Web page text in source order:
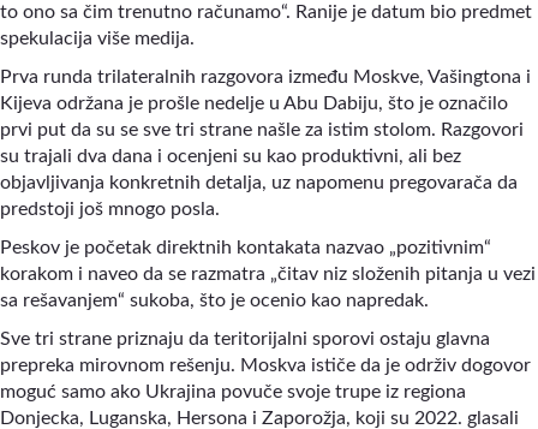
to ono sa čim trenutno računamo“. Ranije je datum bio predmet
spekulacija više medija.
Prva runda trilateralnih razgovora između Moskve, Vašingtona i
Kijeva održana je prošle nedelje u Abu Dabiju, što je označilo
prvi put da su se sve tri strane našle za istim stolom. Razgovori
su trajali dva dana i ocenjeni su kao produktivni, ali bez
objavljivanja konkretnih detalja, uz napomenu pregovarača da
predstoji još mnogo posla.
Peskov je početak direktnih kontakata nazvao „pozitivnim“
korakom i naveo da se razmatra „čitav niz složenih pitanja u vezi
sa rešavanjem“ sukoba, što je ocenio kao napredak.
Sve tri strane priznaju da teritorijalni sporovi ostaju glavna
prepreka mirovnom rešenju. Moskva ističe da je održiv dogovor
moguć samo ako Ukrajina povuče svoje trupe iz regiona
Donjecka, Luganska, Hersona i Zaporožja, koji su 2022. glasali